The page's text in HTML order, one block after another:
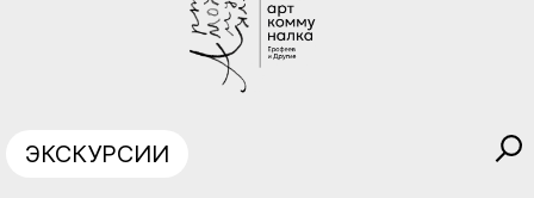
ЭКСКУРСИИ